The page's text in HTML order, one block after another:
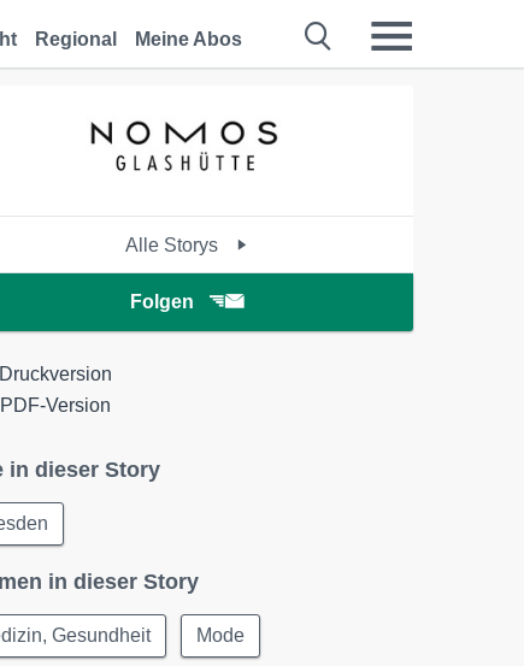
Regional Meine Abos
Alle Storys
Folgen
Druckversion
PDF-Version
in dieser Story
in dieser Story
Gesundheit Mode